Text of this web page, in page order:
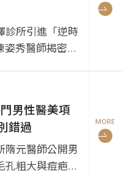
診所引進「逆時
秀醫師揭密
男性醫美項
錯過
隋元醫師公開男
粗大與痘疤的
MORE